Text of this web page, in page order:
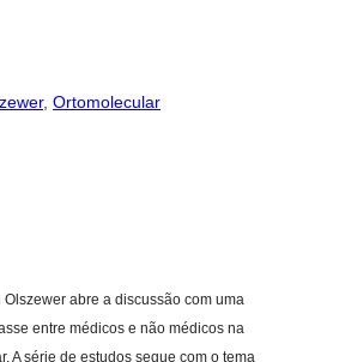
, Ortomolecular
abre a discussão com uma
entre médicos e não médicos na
A série de estudos segue com o tema